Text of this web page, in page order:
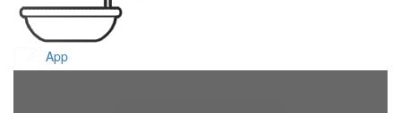
App